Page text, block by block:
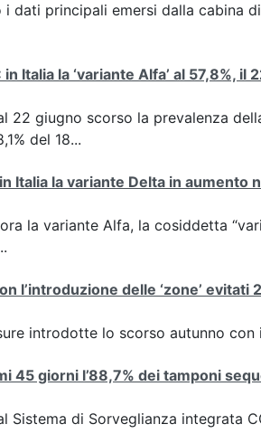
i dati principali emersi dalla cabina di
Italia la ‘variante Alfa’ al 57,8%, il
22 giugno scorso la prevalenza
del 18...
Italia la variante Delta in aumento
la variante Alfa, la cosiddetta
l’introduzione delle ‘zone’ evitati
introdotte lo scorso autunno con
45 giorni l’88,7% dei tamponi
Sistema di Sorveglianza integrata